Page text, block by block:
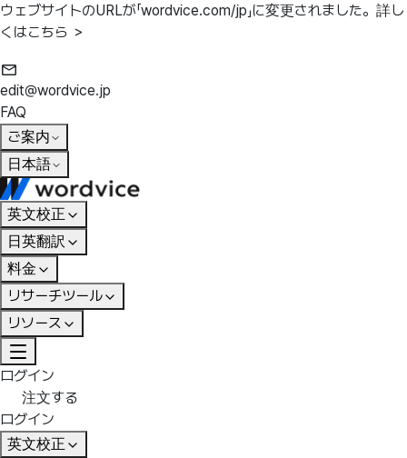
ウェブサイトのURLが「wordvice.com/jp」に変更されました。 詳し
くはこちら ＞
edit@wordvice.jp
FAQ
ご案内
日本語
英文校正
日英翻訳
料金
リサーチツール
リソース
ログイン
注文する
ログイン
英文校正